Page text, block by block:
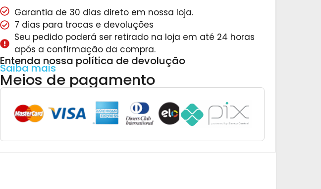
Garantia de 30 dias direto em nossa loja.
7 dias para trocas e devoluções
Seu pedido poderá ser retirado na loja em até 24 horas
após a confirmação da compra.
Entenda nossa política de devolução
Saiba mais
Meios de pagamento